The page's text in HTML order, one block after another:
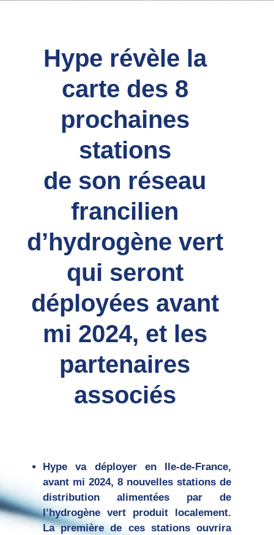
Hype révèle la
carte des 8
prochaines
stations
de son réseau
francilien
d’hydrogène vert
qui seront
déployées avant
mi 2024, et les
partenaires
associés
Hype va déployer en Ile-de-France,
avant mi 2024, 8 nouvelles stations de
distribution alimentées par de
l’hydrogène vert produit localement.
La première de ces stations ouvrira